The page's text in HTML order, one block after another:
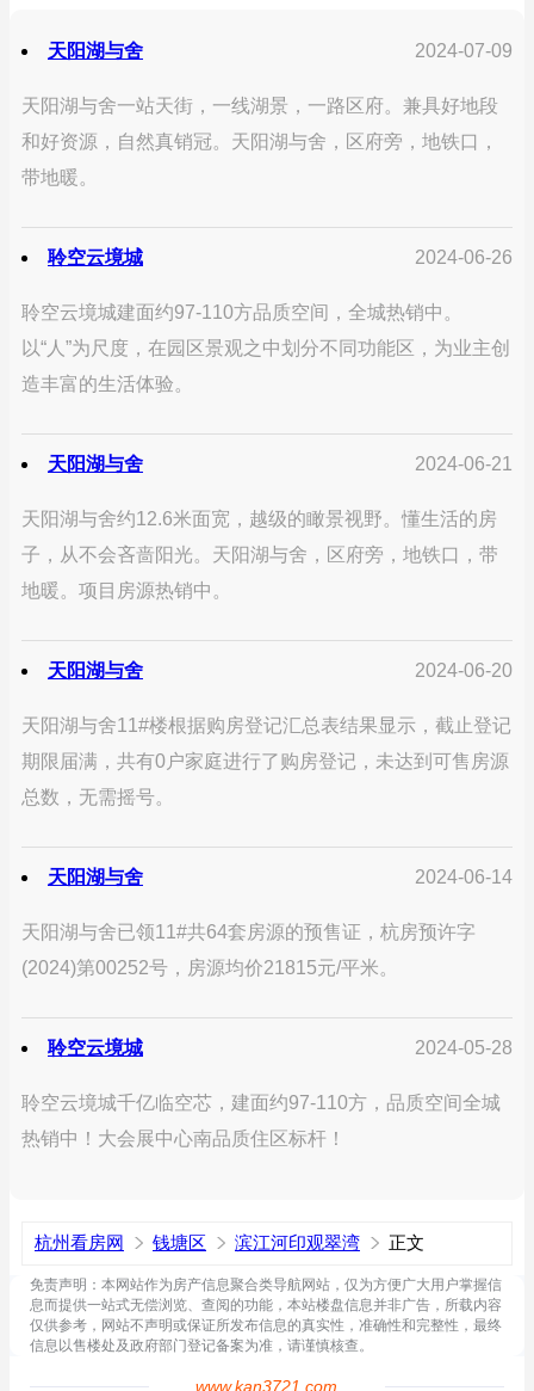
天阳湖与舍 2024-07-09
天阳湖与舍一站天街，一线湖景，一路区府。兼具好地段
和好资源，自然真销冠。天阳湖与舍，区府旁，地铁口，
带地暖。
聆空云境城 2024-06-26
聆空云境城建面约97-110方品质空间，全城热销中。
以“人”为尺度，在园区景观之中划分不同功能区，为业主创
造丰富的生活体验。
天阳湖与舍 2024-06-21
天阳湖与舍约12.6米面宽，越级的瞰景视野。懂生活的房
子，从不会吝啬阳光。天阳湖与舍，区府旁，地铁口，带
地暖。项目房源热销中。
天阳湖与舍 2024-06-20
天阳湖与舍11#楼根据购房登记汇总表结果显示，截止登记
期限届满，共有0户家庭进行了购房登记，未达到可售房源
总数，无需摇号。
天阳湖与舍 2024-06-14
天阳湖与舍已领11#共64套房源的预售证，杭房预许字
(2024)第00252号，房源均价21815元/平米。
聆空云境城 2024-05-28
聆空云境城千亿临空芯，建面约97-110方，品质空间全城
热销中！大会展中心南品质住区标杆！
杭州看房网 钱塘区 滨江河印观翠湾 正文
免责声明：本网站作为房产信息聚合类导航网站，仅为方便广大用户掌握信
息而提供一站式无偿浏览、查阅的功能，本站楼盘信息并非广告，所载内容
仅供参考，网站不声明或保证所发布信息的真实性，准确性和完整性，最终
信息以售楼处及政府部门登记备案为准，请谨慎核查。
www.kan3721.com